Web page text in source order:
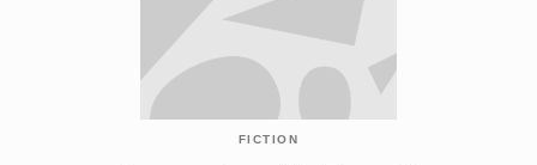
FICTION